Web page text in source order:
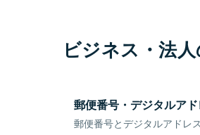
ビジネス・法
郵便番号・デジタルア
郵便番号とデジタルアドレ